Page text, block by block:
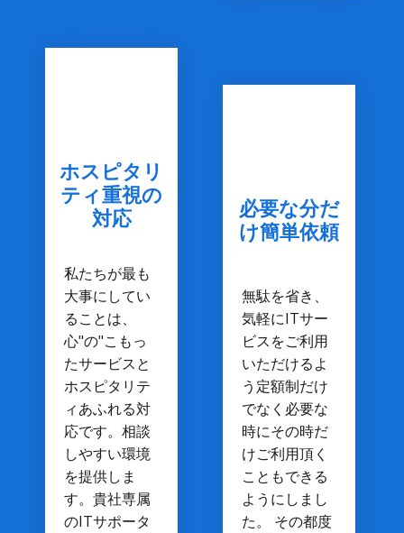
必要な分だ
け簡単依頼
無駄を省き、
気軽にITサー
ビスをご利用
いただけるよ
う定額制だけ
でなく必要な
時にその時だ
けご利用頂く
こともできる
ようにしまし
た。 その都度
ホスピタリ
ティ重視の
対応
私たちが最も
大事にしてい
ることは、
心"の"こもっ
たサービスと
ホスピタリテ
ィあふれる対
応です。相談
しやすい環境
を提供しま
す。貴社専属
のITサポータ